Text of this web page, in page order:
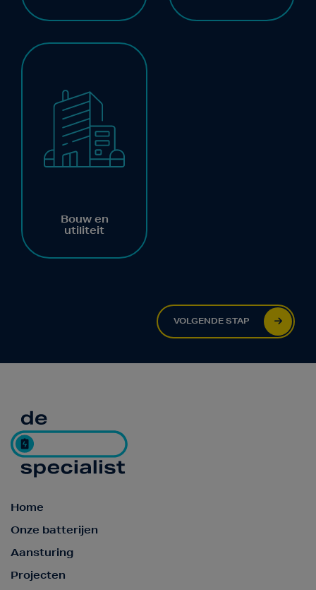
Bouw en
utiliteit
VOLGENDE STAP
Home
Onze batterijen
Aansturing
Projecten